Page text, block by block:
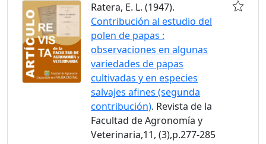
Ratera, E. L. (1947).
Contribución al estudio del
polen de papas :
observaciones en algunas
variedades de papas
cultivadas y en especies
salvajes afines (segunda
contribución). Revista de la
Facultad de Agronomía y
Veterinaria,11, (3),p.277-285